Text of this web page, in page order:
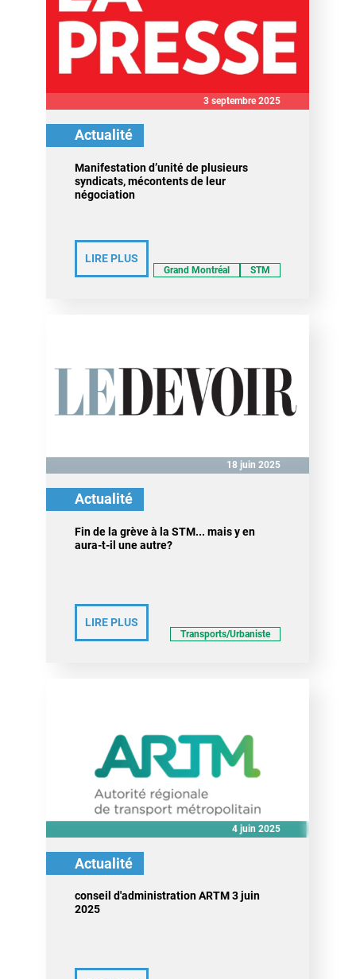
3 septembre 2025
Actualité
Manifestation d’unité de plusieurs
syndicats, mécontents de leur
négociation
LIRE PLUS
Grand Montréal STM
18 juin 2025
Actualité
Fin de la grève à la STM... mais y en
aura-t-il une autre?
LIRE PLUS
Transports/Urbaniste
4 juin 2025
Actualité
conseil d'administration ARTM 3 juin
2025